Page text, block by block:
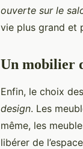
ouverte sur le
vie plus grand et
Un mobilier
Enfin, le choix
design. Les
même, les
libérer de